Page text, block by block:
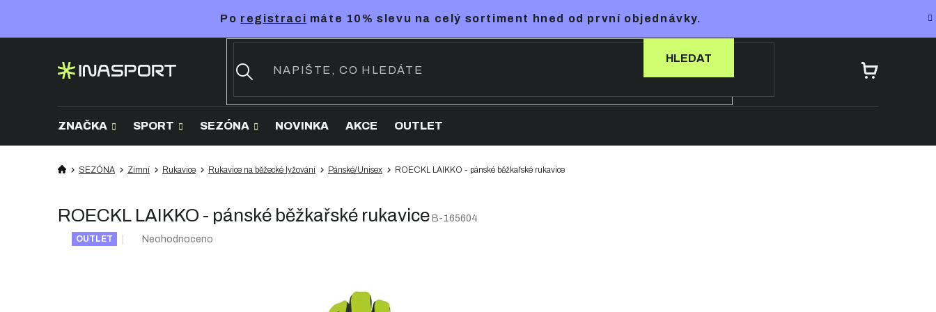
Po registraci máte 10% slevu na celý sortiment hned od první objednávky.
HLEDAT
NÁKUPNÍ
ZNAČKA SPORT SEZÓNA NOVINKA AKCE OUTLET
SEZÓNA Zimní Rukavice Rukavice na běžecké lyžování Pánské/Unisex ROECKL LAIKKO - pánské běžkařské rukavice
ROECKL LAIKKO - pánské běžkařské rukavice B-165604
OUTLET
Průměrné
Neohodnoceno